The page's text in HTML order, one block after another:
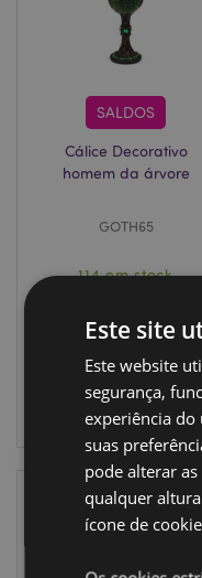
SALDOS
Cálice Decorativo
homem da árvore
GOTH65
114 em stock
INICIAR
Este site
Este website
segurança,
experiência
suas
pode alterar
qualquer
ícone de